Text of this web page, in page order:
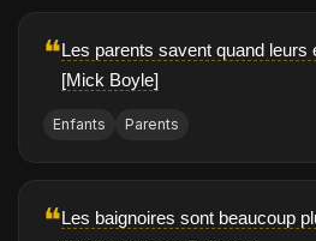
❝Les parents savent quand leurs
[Mick Boyle]
Enfants Parents
❝Les baignoires sont beaucoup